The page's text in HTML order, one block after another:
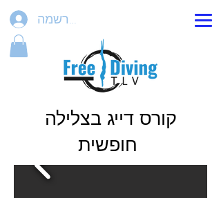
הרשמה
קורס דייג בצלילה